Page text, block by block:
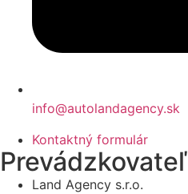
info@autolandagency.sk
Kontaktný formulár
Prevádzkovateľ
Land Agency s.r.o.